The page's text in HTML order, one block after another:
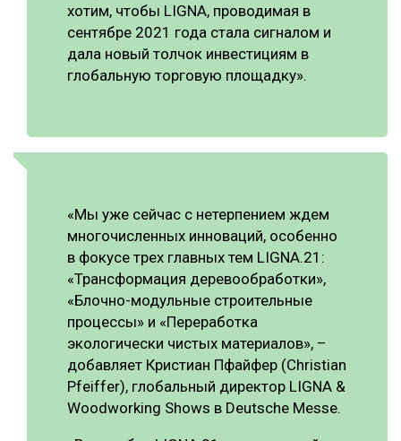
хотим, чтобы LIGNA, проводимая в
сентябре 2021 года стала сигналом и
дала новый толчок инвестициям в
глобальную торговую площадку».
«Мы уже сейчас с нетерпением ждем
многочисленных инноваций, особенно
в фокусе трех главных тем LIGNA.21:
«Трансформация деревообработки»,
«Блочно-модульные строительные
процессы» и «Переработка
экологически чистых материалов», –
добавляет Кристиан Пфайфер (Christian
Pfeiffer), глобальный директор LIGNA &
Woodworking Shows в Deutsche Messe.